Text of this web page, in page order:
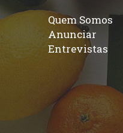
Quem Somos
Anunciar
Entrevistas